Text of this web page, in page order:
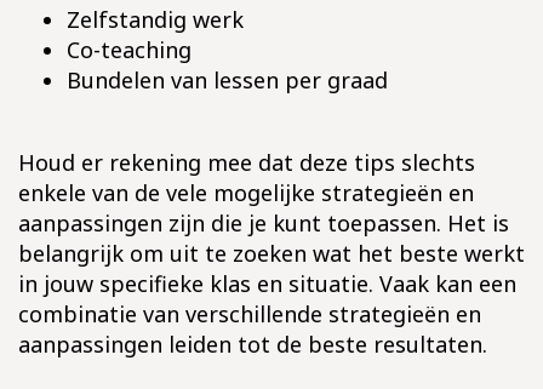
Zelfstandig werk
Co-teaching
Bundelen van lessen per graad
Houd er rekening mee dat deze tips slechts
enkele van de vele mogelijke strategieën en
aanpassingen zijn die je kunt toepassen. Het is
belangrijk om uit te zoeken wat het beste werkt
in jouw specifieke klas en situatie. Vaak kan een
combinatie van verschillende strategieën en
aanpassingen leiden tot de beste resultaten.